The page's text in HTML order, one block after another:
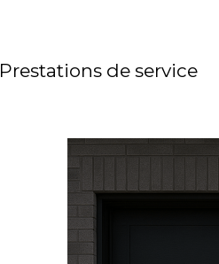
Prestations de service